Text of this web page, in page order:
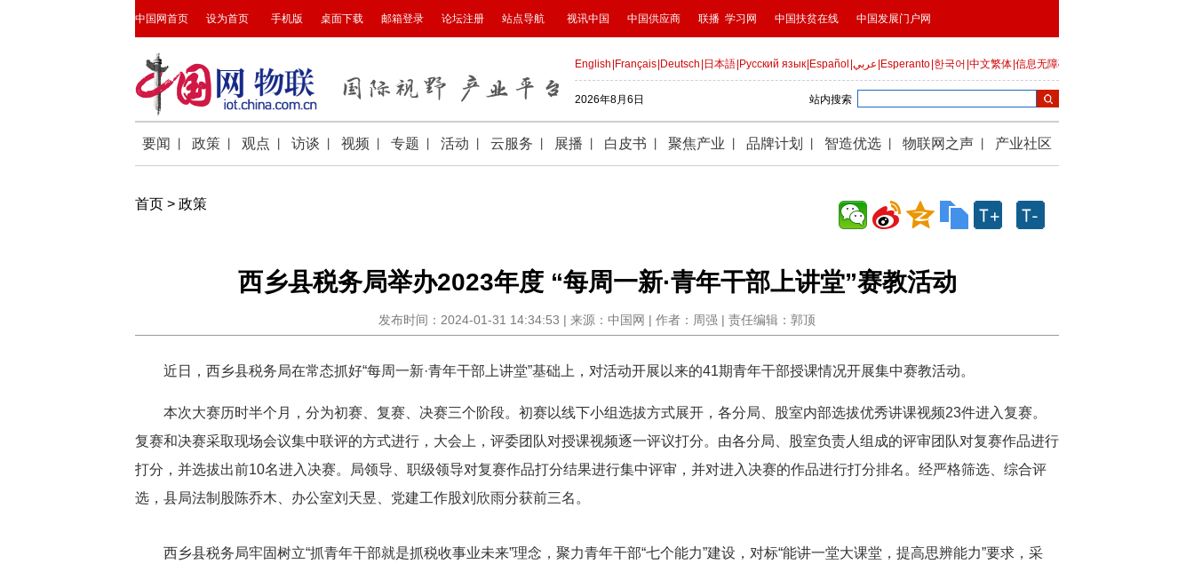
首页 > 政策
西乡县税务局举办2023年度 “每周一新·青年干部上讲堂”赛教活动
发布时间：2024-01-31 14:34:53 | 来源：中国网 | 作者：周强 | 责任编辑：郭顶
近日，西乡县税务局在常态抓好“每周一新·青年干部上讲堂”基础上，对活动开展以来的41期青年干部授课情况开展集中赛教活动。
本次大赛历时半个月，分为初赛、复赛、决赛三个阶段。初赛以线下小组选拔方式展开，各分局、股室内部选拔优秀讲课视频23件进入复赛。
复赛和决赛采取现场会议集中联评的方式进行，大会上，评委团队对授课视频逐一评议打分。由各分局、股室负责人组成的评审团队对复赛作品进行
打分，并选拔出前10名进入决赛。局领导、职级领导对复赛作品打分结果进行集中评审，并对进入决赛的作品进行打分排名。经严格筛选、综合评
选，县局法制股陈乔木、办公室刘天昱、党建工作股刘欣雨分获前三名。
西乡县税务局牢固树立“抓青年干部就是抓税收事业未来”理念，聚力青年干部“七个能力”建设，对标“能讲一堂大课堂，提高思辨能力”要求，采